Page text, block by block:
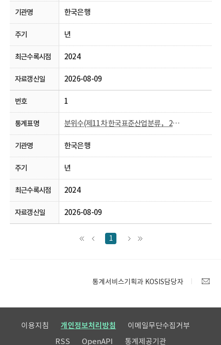
한국은행
년
2024
2026-08-09
1
분위수(제11차 한국표준산업분류， 2013~)
한국은행
년
2024
2026-08-09
1
통계서비스기획과 KOSIS담당자
이용지침 개인정보처리방침
이메일무단수집거부
RSS
OpenAPI 통계제공기관